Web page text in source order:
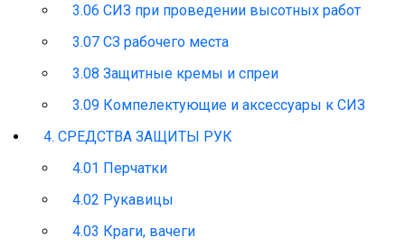
3.06 СИЗ при проведении высотных работ
3.07 СЗ рабочего места
3.08 Защитные кремы и спреи
3.09 Компелектующие и аксессуары к СИЗ
4. СРЕДСТВА ЗАЩИТЫ РУК
4.01 Перчатки
4.02 Рукавицы
4.03 Краги, вачеги